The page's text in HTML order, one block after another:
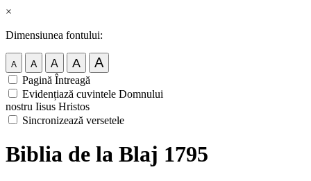
×
Dimensiunea fontului:
A A A A A
Pagină Întreagă
Evidențiază cuvintele Domnului
nostru Iisus Hristos
Sincronizează versetele
Biblia de la Blaj 1795